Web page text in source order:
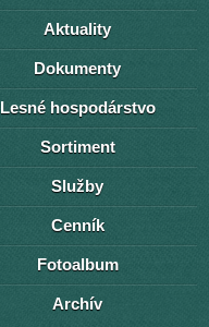
Aktuality
Dokumenty
Lesné hospodárstvo
Sortiment
Služby
Cenník
Fotoalbum
Archív